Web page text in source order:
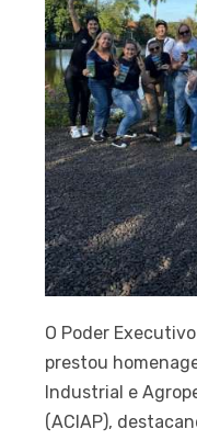
O Poder
prestou
Industrial e
(ACIAP),